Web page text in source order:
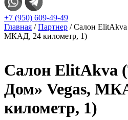
+7 (950) 609-49-49
Главная /Партнер / Салон
МКАД, 24 километр, 1)
Салон ElitAkva
Дом» Vegas,
километр, 1)